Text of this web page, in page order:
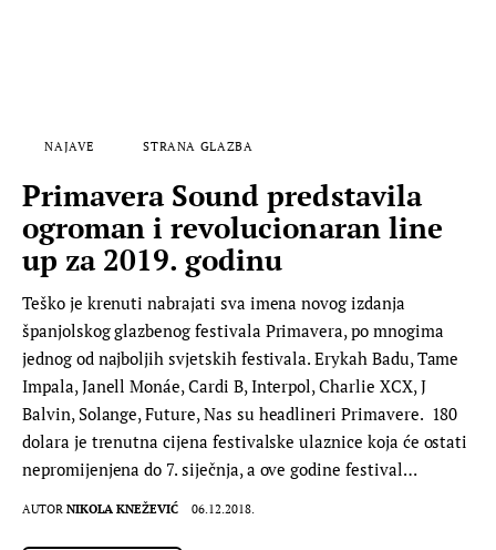
NAJAVE STRANA GLAZBA
Primavera Sound predstavila
ogroman i revolucionaran line
up za 2019. godinu
Teško je krenuti nabrajati sva imena novog izdanja
španjolskog glazbenog festivala Primavera, po mnogima
jednog od najboljih svjetskih festivala. Erykah Badu, Tame
Impala, Janell Monáe, Cardi B, Interpol, Charlie XCX, J
Balvin, Solange, Future, Nas su headlineri Primavere. 180
dolara je trenutna cijena festivalske ulaznice koja će ostati
nepromijenjena do 7. siječnja, a ove godine festival…
AUTOR NIKOLA KNEŽEVIĆ 06.12.2018.